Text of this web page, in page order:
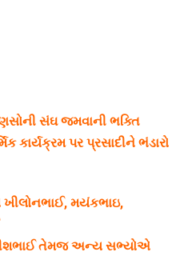
સંઘ જમવાની ભક્તિ
કાર્યક્રમ પર પ્રસાદીને ભંડારો
ખીલોનભાઈ, મયંકભાઇ,
તેમજ અન્ય સભ્યોએ